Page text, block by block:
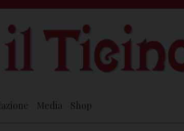
Media Shop